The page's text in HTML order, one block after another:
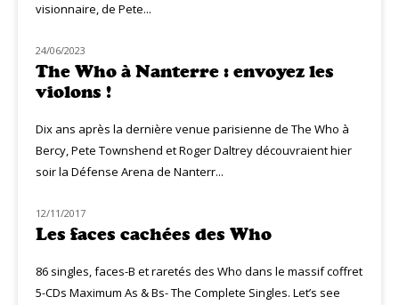
visionnaire, de Pete...
LIVE MUZIQ
24/06/2023
The Who à Nanterre : envoyez les
violons !
Dix ans après la dernière venue parisienne de The Who à
Bercy, Pete Townshend et Roger Daltrey découvraient hier
soir la Défense Arena de Nanterr...
NOUVEAUTÉS
12/11/2017
Les faces cachées des Who
86 singles, faces-B et raretés des Who dans le massif coffret
5-CDs Maximum As & Bs- The Complete Singles. Let’s see